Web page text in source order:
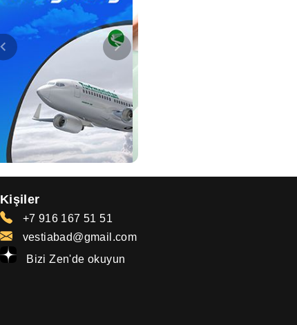
Kişiler
+7 916 167 51 51
vestiabad@gmail.com
Bizi Zen'de okuyun